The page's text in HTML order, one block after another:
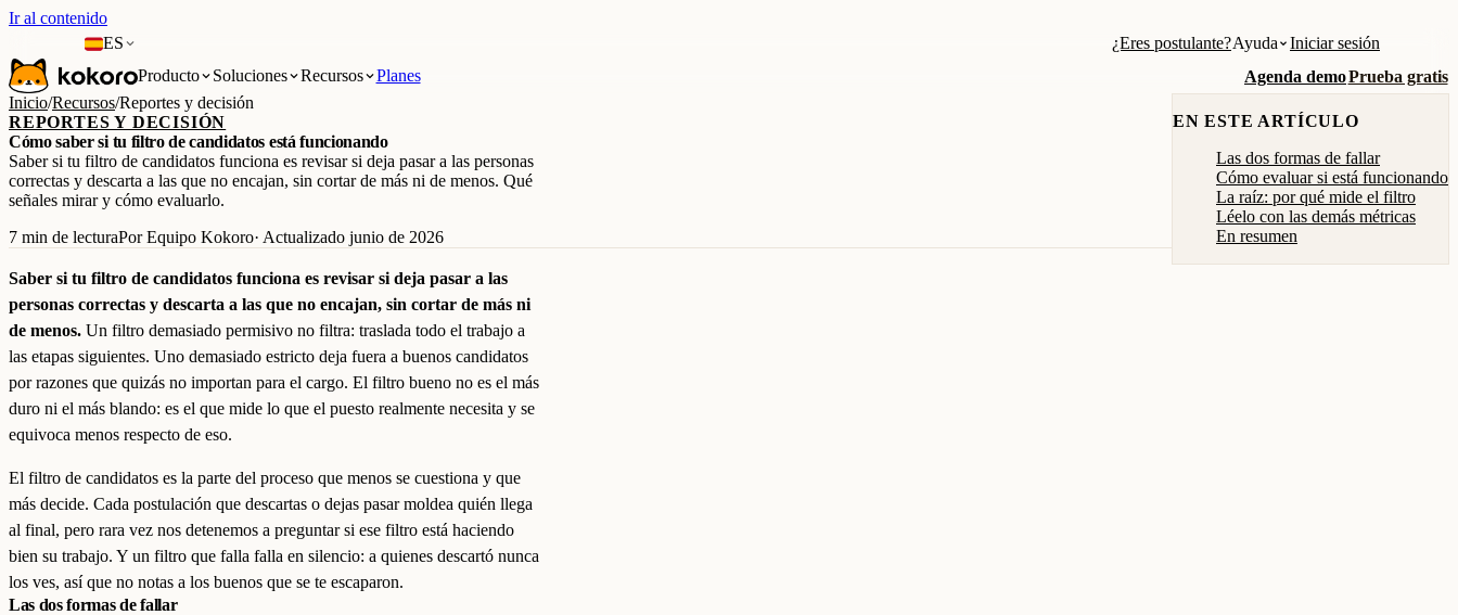
Ir al contenido
ES
¿Eres postulante?Ayuda
Iniciar sesión
Producto
Soluciones Recursos Planes Agenda demoPrueba gratis
Inicio/Recursos/Reportes y decisión
REPORTES Y DECISIÓN
Cómo saber si tu filtro de candidatos está funcionando
Saber si tu filtro de candidatos funciona es revisar si deja pasar a las personas
correctas y descarta a las que no encajan, sin cortar de más ni de menos. Qué
señales mirar y cómo evaluarlo.
7 min de lecturaPor Equipo Kokoro· Actualizado junio de 2026
Saber si tu filtro de candidatos funciona es revisar si deja pasar a las
personas correctas y descarta a las que no encajan, sin cortar de más ni
de menos. Un filtro demasiado permisivo no filtra: traslada todo el trabajo a
las etapas siguientes. Uno demasiado estricto deja fuera a buenos candidatos
por razones que quizás no importan para el cargo. El filtro bueno no es el más
duro ni el más blando: es el que mide lo que el puesto realmente necesita y se
equivoca menos respecto de eso.
El filtro de candidatos es la parte del proceso que menos se cuestiona y que
más decide. Cada postulación que descartas o dejas pasar moldea quién llega
al final, pero rara vez nos detenemos a preguntar si ese filtro está haciendo
bien su trabajo. Y un filtro que falla falla en silencio: a quienes descartó nunca
los ves, así que no notas a los buenos que se te escaparon.
Las dos formas de fallar
EN ESTE ARTÍCULO
Las dos formas de fallar
Cómo evaluar si está funcionando
La raíz: por qué mide el filtro
Léelo con las demás métricas
En resumen